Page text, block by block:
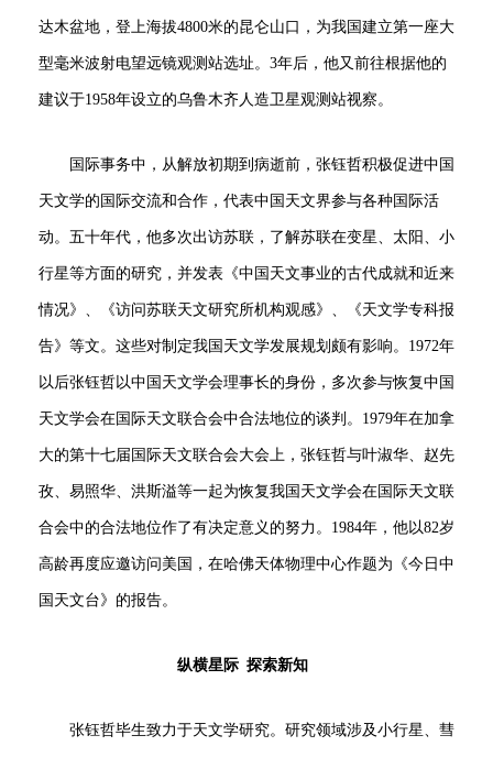
达木盆地，登上海拔4800米的昆仑山口，为我国建立第一座大
型毫米波射电望远镜观测站选址。3年后，他又前往根据他的
建议于1958年设立的乌鲁木齐人造卫星观测站视察。
国际事务中，从解放初期到病逝前，张钰哲积极促进中国
天文学的国际交流和合作，代表中国天文界参与各种国际活
动。五十年代，他多次出访苏联，了解苏联在变星、太阳、小
行星等方面的研究，并发表《中国天文事业的古代成就和近来
情况》、《访问苏联天文研究所机构观感》、《天文学专科报
告》等文。这些对制定我国天文学发展规划颇有影响。1972年
以后张钰哲以中国天文学会理事长的身份，多次参与恢复中国
天文学会在国际天文联合会中合法地位的谈判。1979年在加拿
大的第十七届国际天文联合会大会上，张钰哲与叶淑华、赵先
孜、易照华、洪斯溢等一起为恢复我国天文学会在国际天文联
合会中的合法地位作了有决定意义的努力。1984年，他以82岁
高龄再度应邀访问美国，在哈佛天体物理中心作题为《今日中
国天文台》的报告。
纵横星际 探索新知
张钰哲毕生致力于天文学研究。研究领域涉及小行星、彗